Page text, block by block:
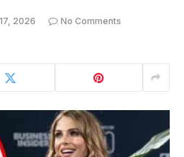
2026
No Comments